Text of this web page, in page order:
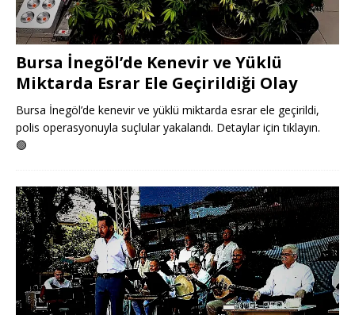
Bursa İnegöl’de Kenevir ve Yüklü
Miktarda Esrar Ele Geçirildiği Olay
Bursa İnegöl’de kenevir ve yüklü miktarda esrar ele geçirildi,
polis operasyonuyla suçlular yakalandı. Detaylar için tıklayın.
🟢